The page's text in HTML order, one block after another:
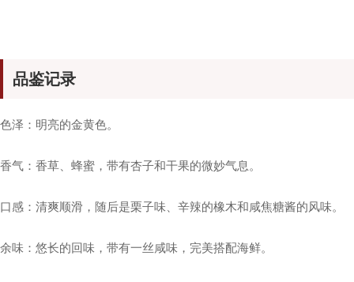
品鉴记录
色泽：明亮的金黄色。
香气：香草、蜂蜜，带有杏子和干果的微妙气息。
口感：清爽顺滑，随后是栗子味、辛辣的橡木和咸焦糖酱的风味。
余味：悠长的回味，带有一丝咸味，完美搭配海鲜。